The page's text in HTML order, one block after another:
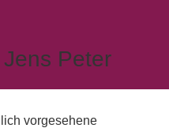
Peter
vorgesehene